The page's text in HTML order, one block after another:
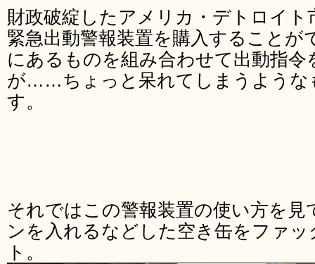
財政破綻したアメリカ・デトロイト
緊急出動警報装置を購入することが
にあるものを組み合わせて出動指
が……ちょっと呆れてしまうような
す。
それではこの警報装置の使い方を
ンを入れるなどした空き缶をファ
ト。